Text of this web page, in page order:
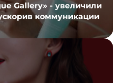
Gallery» - увеличили
коммуникации